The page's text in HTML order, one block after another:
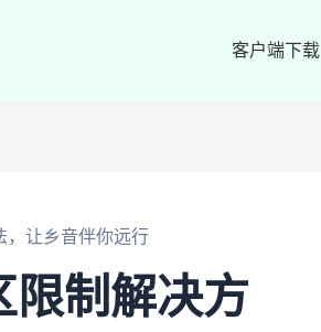
客户端下载
，让乡音伴你远行
限制解决方